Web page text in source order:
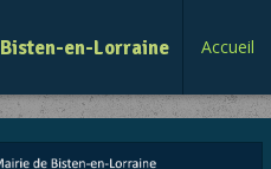
Bisten-en-Lorraine Accueil